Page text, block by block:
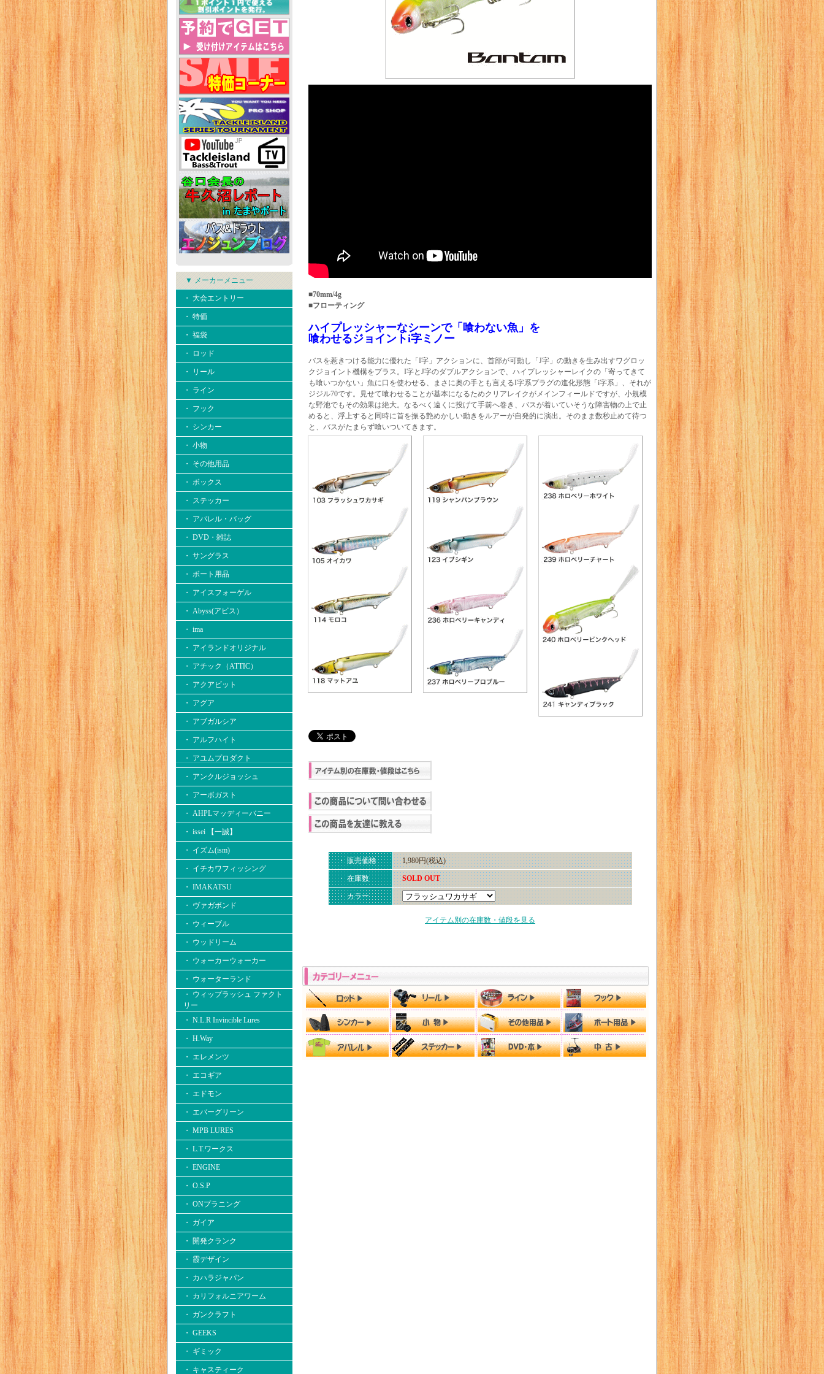
▼ メーカーメニュー
・ 大会エントリー
・ 特価
・ 福袋
・ ロッド
・ リール
・ ライン
・ フック
・ シンカー
・ 小物
・ その他用品
・ ボックス
・ ステッカー
・ アパレル・バッグ
・ DVD・雑誌
・ サングラス
・ ボート用品
・ アイスフォーゲル
・ Abyss(アビス）
・ ima
・ アイランドオリジナル
・ アチック（ATTIC）
・ アクアビット
・ アグア
・ アブガルシア
・ アルフハイト
・ アユムプロダクト
・ アンクルジョッシュ
・ アーボガスト
・ AHPLマッディーバニー
・ issei 【一誠】
・ イズム(ism)
・ イチカワフィッシング
・ IMAKATSU
・ ヴァガボンド
・ ウィーブル
・ ウッドリーム
・ ウォーカーウォーカー
・ ウォーターランド
・ ウィップラッシュ ファクト
リー
・ N.L.R Invincible Lures
・ H.Way
・ エレメンツ
・ エコギア
・ エドモン
・ エバーグリーン
・ MPB LURES
・ L.T.ワークス
・ ENGINE
・ O.S.P
・ ONプラニング
・ ガイア
・ 開発クランク
・ 霞デザイン
・ カハラジャパン
・ カリフォルニアワーム
・ ガンクラフト
・ GEEKS
・ ギミック
・ キャスティーク
■70mm/4g
■フローティング
ハイプレッシャーなシーンで「喰わない魚」を
喰わせるジョイントi字ミノー
バスを惹きつける能力に優れた「I字」アクションに、首部が可動し「J字」の動きを生み出すワグロッ
クジョイント機構をプラス。I字とJ字のダブルアクションで、ハイプレッシャーレイクの「寄ってきて
も喰いつかない」魚に口を使わせる、まさに奥の手とも言えるI字系プラグの進化形態「i字系」、それが
ジジル70です。見せて喰わせることが基本になるためクリアレイクがメインフィールドですが、小規模
な野池でもその効果は絶大。なるべく遠くに投げて手前へ巻き、バスが着いていそうな障害物の上で止
めると、浮上すると同時に首を振る艶めかしい動きをルアーが自発的に演出。そのまま数秒止めて待つ
と、バスがたまらず喰いついてきます。
・ 販売価格 1,980円(税込)
・ 在庫数 SOLD OUT
・ カラー
アイテム別の在庫数・値段を見る